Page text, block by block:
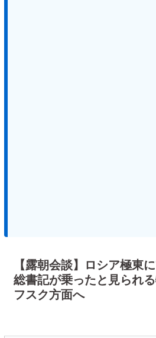
【露朝会談】ロシア極東
総書記が乗ったと見られ
フスク方面へ